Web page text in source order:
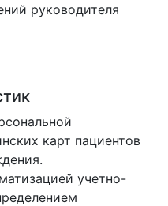
руководителя
карт пациентов
учетно-